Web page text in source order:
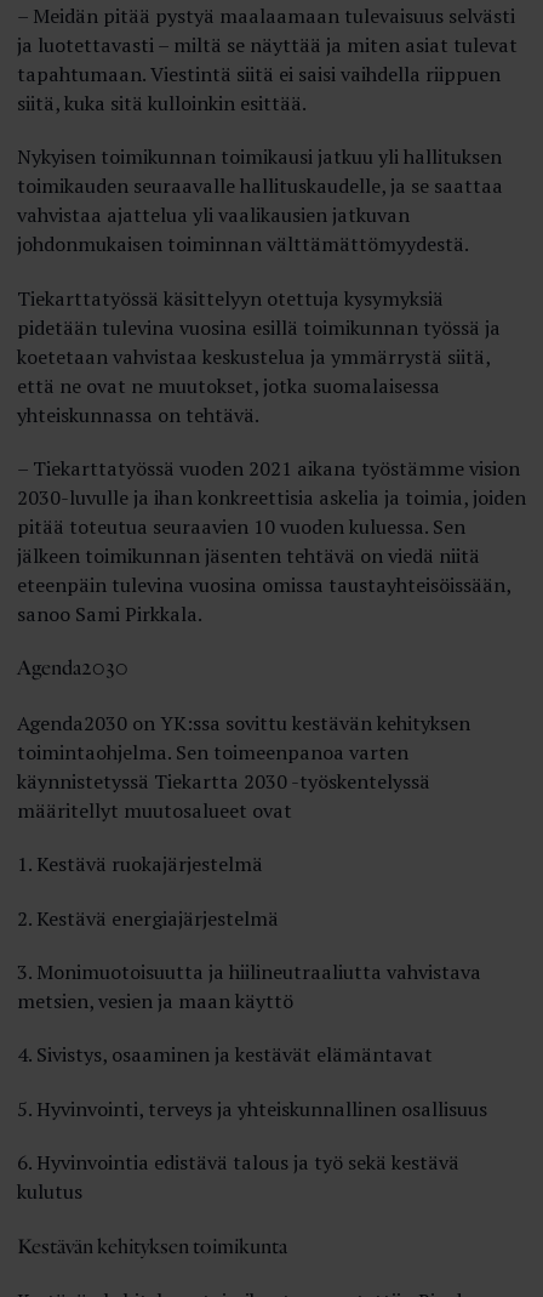
– Meidän pitää pystyä maalaamaan tulevaisuus selvästi
ja luotettavasti – miltä se näyttää ja miten asiat tulevat
tapahtumaan. Viestintä siitä ei saisi vaihdella riippuen
siitä, kuka sitä kulloinkin esittää.
Nykyisen toimikunnan toimikausi jatkuu yli hallituksen
toimikauden seuraavalle hallituskaudelle, ja se saattaa
vahvistaa ajattelua yli vaalikausien jatkuvan
johdonmukaisen toiminnan välttämättömyydestä.
Tiekarttatyössä käsittelyyn otettuja kysymyksiä
pidetään tulevina vuosina esillä toimikunnan työssä ja
koetetaan vahvistaa keskustelua ja ymmärrystä siitä,
että ne ovat ne muutokset, jotka suomalaisessa
yhteiskunnassa on tehtävä.
– Tiekarttatyössä vuoden 2021 aikana työstämme vision
2030-luvulle ja ihan konkreettisia askelia ja toimia, joiden
pitää toteutua seuraavien 10 vuoden kuluessa. Sen
jälkeen toimikunnan jäsenten tehtävä on viedä niitä
eteenpäin tulevina vuosina omissa taustayhteisöissään,
sanoo Sami Pirkkala.
Agenda2030
Agenda2030 on YK:ssa sovittu kestävän kehityksen
toimintaohjelma. Sen toimeenpanoa varten
käynnistetyssä Tiekartta 2030 -työskentelyssä
määritellyt muutosalueet ovat
1. Kestävä ruokajärjestelmä
2. Kestävä energiajärjestelmä
3. Monimuotoisuutta ja hiilineutraaliutta vahvistava
metsien, vesien ja maan käyttö
4. Sivistys, osaaminen ja kestävät elämäntavat
5. Hyvinvointi, terveys ja yhteiskunnallinen osallisuus
6. Hyvinvointia edistävä talous ja työ sekä kestävä
kulutus
Kestävän kehityksen toimikunta